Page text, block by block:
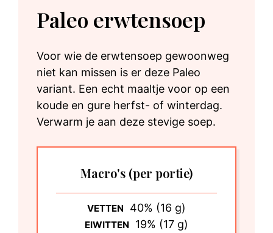
Paleo erwtensoep
Voor wie de erwtensoep gewoonweg
niet kan missen is er deze Paleo
variant. Een echt maaltje voor op een
koude en gure herfst- of winterdag.
Verwarm je aan deze stevige soep.
Macro's (per portie)
VETTEN 40% (16 g)
EIWITTEN 19% (17 g)